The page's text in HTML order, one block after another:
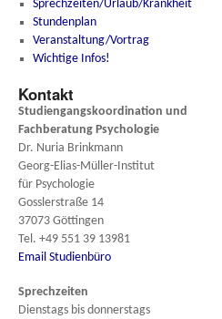
Sprechzeiten/Urlaub/Krankheit
Stundenplan
Veranstaltung/Vortrag
Wichtige Infos!
Kontakt
Studiengangskoordination und
Fachberatung Psychologie
Dr. Nuria Brinkmann
Georg-Elias-Müller-Institut
für Psychologie
Gosslerstraße 14
37073 Göttingen
Tel. +49 551 39 13981
Email Studienbüro
Sprechzeiten
Dienstags bis donnerstags